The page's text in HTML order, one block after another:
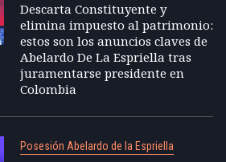
Descarta Constituyente y
elimina impuesto al patrimonio:
estos son los anuncios claves de
Abelardo De La Espriella tras
juramentarse presidente en
Colombia
Posesión Abelardo de la Espriella